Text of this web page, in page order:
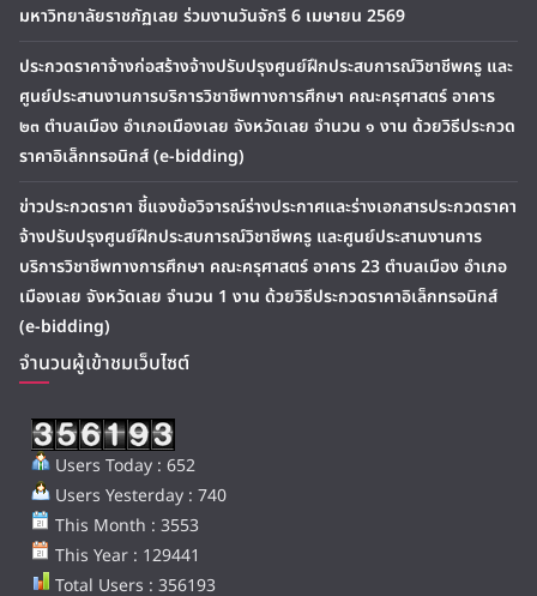
มหาวิทยาลัยราชภัฏเลย ร่วมงานวันจักรี 6 เมษายน 2569
ประกวดราคาจ้างก่อสร้างจ้างปรับปรุงศูนย์ฝึกประสบการณ์วิชาชีพครู และ
ศูนย์ประสานงานการบริการวิชาชีพทางการศึกษา คณะครุศาสตร์ อาคาร
๒๓ ตำบลเมือง อำเภอเมืองเลย จังหวัดเลย จำนวน ๑ งาน ด้วยวิธีประกวด
ราคาอิเล็กทรอนิกส์ (e-bidding)
ข่าวประกวดราคา ชี้แจงข้อวิจารณ์ร่างประกาศและร่างเอกสารประกวดราคา
จ้างปรับปรุงศูนย์ฝึกประสบการณ์วิชาชีพครู และศูนย์ประสานงานการ
บริการวิชาชีพทางการศึกษา คณะครุศาสตร์ อาคาร 23 ตำบลเมือง อำเภอ
เมืองเลย จังหวัดเลย จำนวน 1 งาน ด้วยวิธีประกวดราคาอิเล็กทรอนิกส์
(e-bidding)
จำนวนผู้เข้าชมเว็บไซต์
Users Today : 652
Users Yesterday : 740
This Month : 3553
This Year : 129441
Total Users : 356193